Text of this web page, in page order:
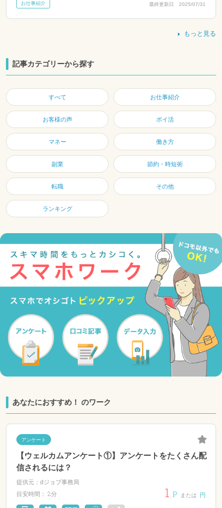
お仕事紹介 最終更新日 2025/07/31
もっと見る
記事カテゴリーから探す
すべて お仕事紹介
お客様の声 ポイ活
マネー 働き方
副業 節約・時短術
転職 その他
ランキング
あなたにおすすめ！ のワーク
アンケート
【ウェルカムアンケート①】アンケートをたくさん配
信されるには？
提供元：dジョブ事務局
目安時間： 2分 1 P または 円